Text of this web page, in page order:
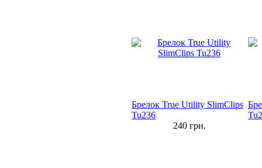
Брелок True Utility SlimClips
Tu236
240грн.